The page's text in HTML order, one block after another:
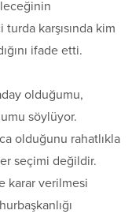
karşısında kim
ifade etti.
olduğumu,
söylüyor.
olduğunu rahatlıkla
seçimi değildir.
karar verilmesi